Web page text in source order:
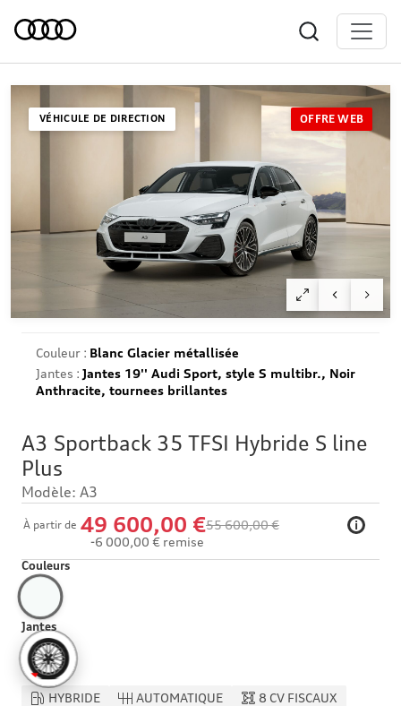
OFFRE WEB
VÉHICULE DE DIRECTION
Couleur : Blanc Glacier métallisée
Jantes : Jantes 19'' Audi Sport, style S multibr., Noir
Anthracite, tournees brillantes
A3 Sportback 35 TFSI Hybride S line
Plus
Modèle: A3
À partir de 49 600,00 €55 600,00 €
i
-6 000,00 € remise
HYBRIDE AUTOMATIQUE
8 CV FISCAUX
Couleurs
Jantes